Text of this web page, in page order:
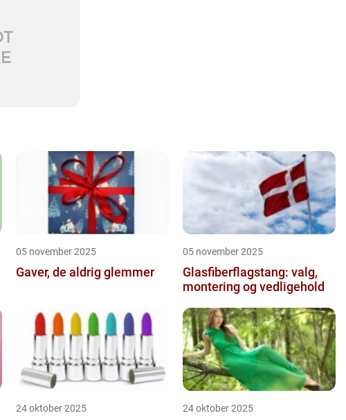
05 november 2025
Gaver, de aldrig glemmer
05 november 2025
Glasfiberflagstang: valg,
montering og vedligehold
24 oktober 2025 24 oktober 2025